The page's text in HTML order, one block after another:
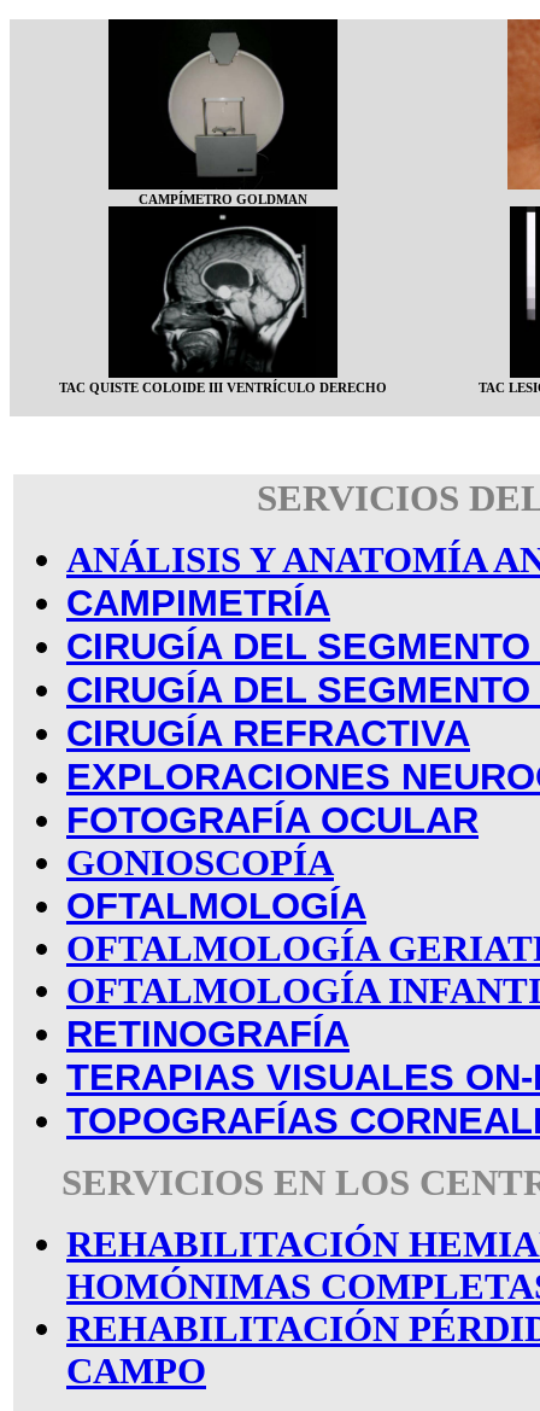
CAMPÍMETRO GOLDMAN
TAC QUISTE COLOIDE III VENTRÍCULO DERECHO TAC
SERVICIOS
ANÁLISIS Y ANATOMÍA
CAMPIMETRÍA
CIRUGÍA DEL
CIRUGÍA DEL
CIRUGÍA REFRACTIVA
EXPLORACIONES
FOTOGRAFÍA OCULAR
GONIOSCOPÍA
OFTALMOLOGÍA
OFTALMOLOGÍA
OFTALMOLOGÍA
RETINOGRAFÍA
TERAPIAS VISUALES
TOPOGRAFÍAS
SERVICIOS EN LOS
REHABILITACIÓN
HOMÓNIMAS
REHABILITACIÓN
CAMPO